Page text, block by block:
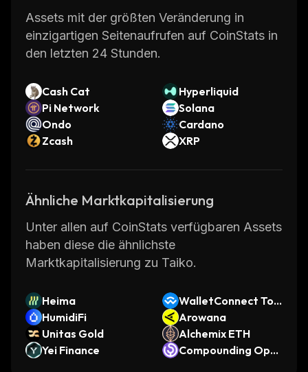
Assets mit der größten Veränderung in
einzigartigen Seitenaufrufen auf CoinStats in
den letzten 24 Stunden.
Cash Cat
Hyperliquid
Pi Network
Solana
Ondo
Cardano
Zcash
XRP
Ähnliche Marktkapitalisierung
Unter allen auf CoinStats verfügbaren Assets
haben diese die ähnlichste
Marktkapitalisierung zu Taiko.
Heima
WalletConnect Tok
en
HumidiFi
Arowana
Unitas Gold
Alchemix ETH
Yei Finance
Compounding Ope